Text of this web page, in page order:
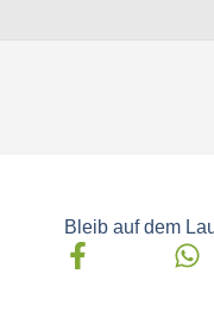
Bleib auf dem